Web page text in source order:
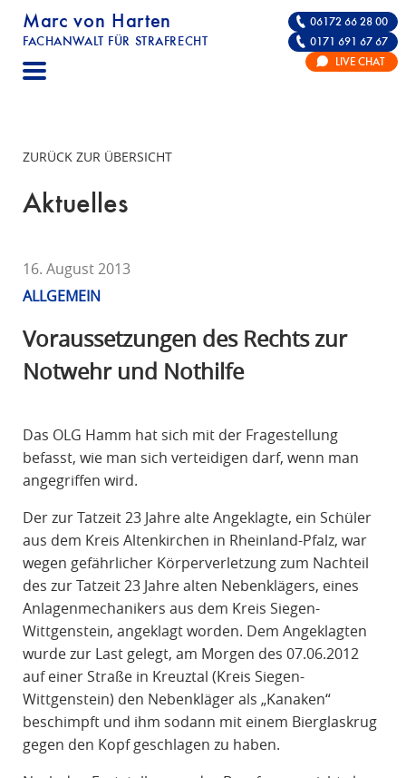
Marc von Harten
FACHANWALT FÜR STRAFRECHT
STRAFRECHT | RECHTSANWALT FÜR DIE
06172 66 28 00
0171 691 67 67
LIVE CHAT
ZURÜCK ZUR ÜBERSICHT
Aktuelles
16. August 2013
ALLGEMEIN
Voraussetzungen des Rechts zur
Notwehr und Nothilfe
Das OLG Hamm hat sich mit der Fragestellung
befasst, wie man sich verteidigen darf, wenn man
angegriffen wird.
Der zur Tatzeit 23 Jahre alte Angeklagte, ein Schüler
aus dem Kreis Altenkirchen in Rheinland-Pfalz, war
wegen gefährlicher Körperverletzung zum Nachteil
des zur Tatzeit 23 Jahre alten Nebenklägers, eines
Anlagenmechanikers aus dem Kreis Siegen-
Wittgenstein, angeklagt worden. Dem Angeklagten
wurde zur Last gelegt, am Morgen des 07.06.2012
auf einer Straße in Kreuztal (Kreis Siegen-
Wittgenstein) den Nebenkläger als „Kanaken“
beschimpft und ihm sodann mit einem Bierglaskrug
gegen den Kopf geschlagen zu haben.